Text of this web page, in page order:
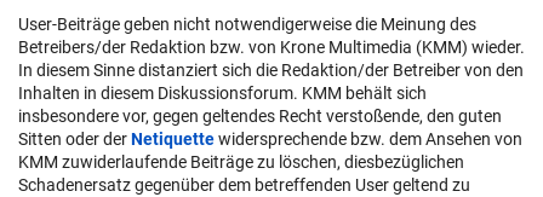
User-Beiträge geben nicht notwendigerweise die Meinung des
Betreibers/der Redaktion bzw. von Krone Multimedia (KMM) wieder.
In diesem Sinne distanziert sich die Redaktion/der Betreiber von den
Inhalten in diesem Diskussionsforum. KMM behält sich
insbesondere vor, gegen geltendes Recht verstoßende, den guten
Sitten oder derNetiquettewidersprechende bzw. dem Ansehen von
KMM zuwiderlaufende Beiträge zu löschen, diesbezüglichen
Schadenersatz gegenüber dem betreffenden User geltend zu